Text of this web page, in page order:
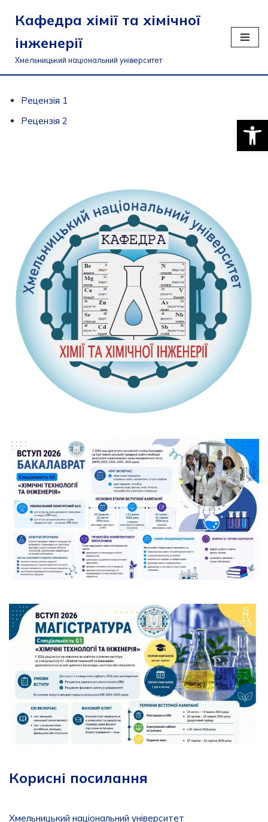
Перейти
до
вмісту
Кафедра хімії та хімічної
інженерії
Хмельницький національний університет
Рецензія 1
Рецензія 2
Корисні посилання
Хмельницький національний університет